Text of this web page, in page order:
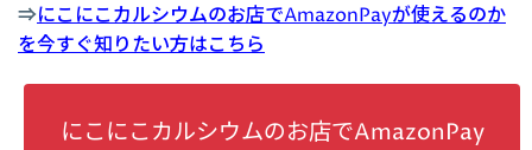
⇒にこにこカルシウムのお店でAmazonPayが使えるのか
を今すぐ知りたい方はこちら
にこにこカルシウムのお店でAmazonPay